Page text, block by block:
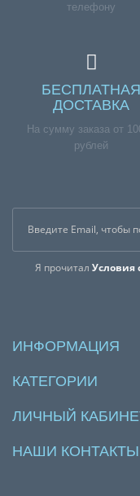
телефону
БЕСПЛАТНАЯ
ДОСТАВКА
На сумму заказа от
рублей
Я прочитал Условия
ИНФОРМАЦИЯ
КАТЕГОРИИ
ЛИЧНЫЙ
НАШИ КОНТАКТЫ